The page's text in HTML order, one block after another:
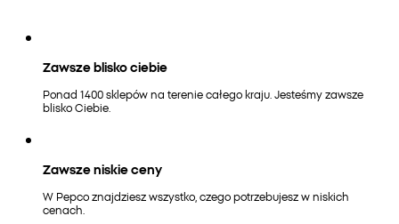
Zawsze blisko ciebie
Ponad 1400 sklepów na terenie całego kraju. Jesteśmy zawsze
blisko Ciebie.
Zawsze niskie ceny
W Pepco znajdziesz wszystko, czego potrzebujesz w niskich
cenach.